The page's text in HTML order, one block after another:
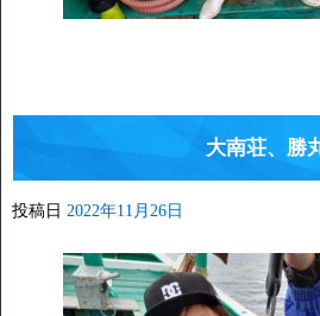
大南荘、勝
投稿日 2022年11月26日